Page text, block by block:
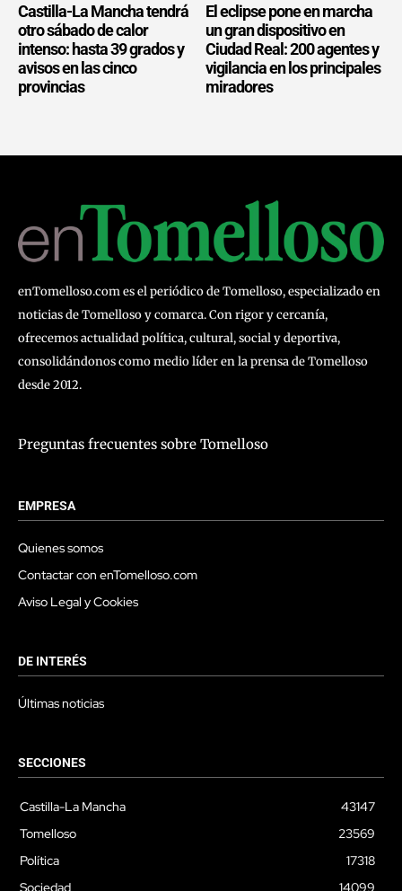
Castilla-La Mancha tendrá
otro sábado de calor
intenso: hasta 39 grados y
avisos en las cinco
provincias
El eclipse pone en marcha
un gran dispositivo en
Ciudad Real: 200 agentes y
vigilancia en los principales
miradores
enTomelloso.com es el periódico de Tomelloso, especializado en
noticias de Tomelloso y comarca. Con rigor y cercanía,
ofrecemos actualidad política, cultural, social y deportiva,
consolidándonos como medio líder en la prensa de Tomelloso
desde 2012.
Preguntas frecuentes sobre Tomelloso
EMPRESA
Quienes somos
Contactar con enTomelloso.com
Aviso Legal y Cookies
DE INTERÉS
Últimas noticias
SECCIONES
Castilla-La Mancha
43147
Tomelloso
23569
Política
17318
Sociedad
14099